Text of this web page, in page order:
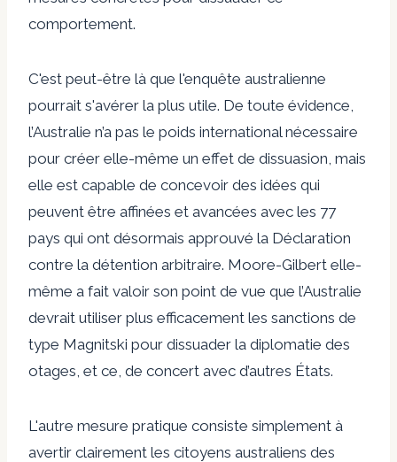
comportement.
C'est peut-être là que l'enquête australienne
pourrait s'avérer la plus utile. De toute évidence,
l’Australie n’a pas le poids international nécessaire
pour créer elle-même un effet de dissuasion, mais
elle est capable de concevoir des idées qui
peuvent être affinées et avancées avec les 77
pays qui ont désormais approuvé la Déclaration
contre la détention arbitraire. Moore-Gilbert elle-
même a fait valoir son point de vue que l’Australie
devrait utiliser plus efficacement les sanctions de
type Magnitski pour dissuader la diplomatie des
otages, et ce, de concert avec d’autres États.
L'autre mesure pratique consiste simplement à
avertir clairement les citoyens australiens des